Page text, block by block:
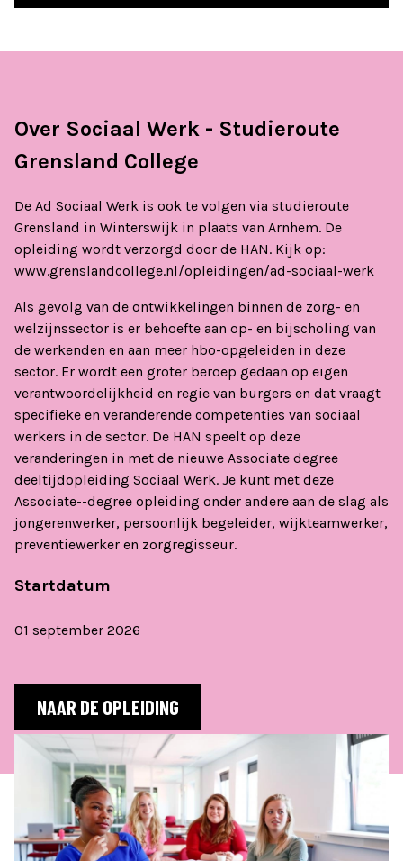
Over Sociaal Werk - Studieroute
Grensland College
De Ad Sociaal Werk is ook te volgen via studieroute
Grensland in Winterswijk in plaats van Arnhem. De
opleiding wordt verzorgd door de HAN. Kijk op:
www.grenslandcollege.nl/opleidingen/ad-sociaal-werk
Als gevolg van de ontwikkelingen binnen de zorg- en
welzijnssector is er behoefte aan op- en bijscholing van
de werkenden en aan meer hbo-opgeleiden in deze
sector. Er wordt een groter beroep gedaan op eigen
verantwoordelijkheid en regie van burgers en dat vraagt
specifieke en veranderende competenties van sociaal
werkers in de sector. De HAN speelt op deze
veranderingen in met de nieuwe Associate degree
deeltijdopleiding Sociaal Werk. Je kunt met deze
Associate--degree opleiding onder andere aan de slag als
jongerenwerker, persoonlijk begeleider, wijkteamwerker,
preventiewerker en zorgregisseur.
Startdatum
01 september 2026
NAAR DE OPLEIDING